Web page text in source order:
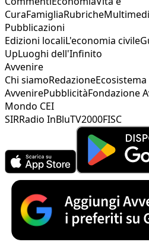
CuraFamigliaRubriche
Pubblicazioni
Edizioni localiL'economia civile
UpLuoghi dell'Infinito
Avvenire
Chi siamoRedazioneEcosistema
AvvenirePubblicitàFondazione
Mondo CEI
SIRRadio InBluTV2000FISC